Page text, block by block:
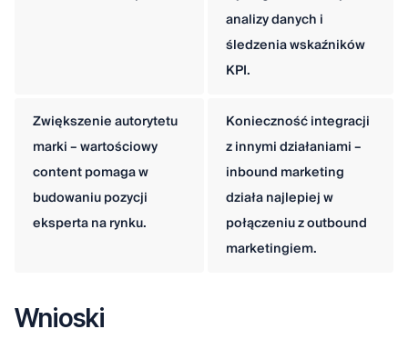
analizy danych i
śledzenia wskaźników
KPI.
Zwiększenie autorytetu
marki – wartościowy
content pomaga w
budowaniu pozycji
eksperta na rynku.
Konieczność integracji
z innymi działaniami –
inbound marketing
działa najlepiej w
połączeniu z outbound
marketingiem.
Wnioski